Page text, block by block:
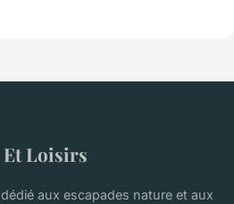
Loisirs
aux escapades nature et aux